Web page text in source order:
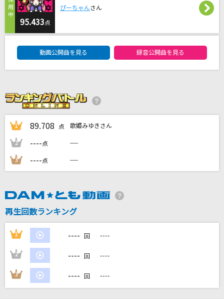
フライディ・チャイナタウン
泰葉
[生音]青と夏
時代
中島みゆき
DAMの新曲・ランキングなど
カラオケ最新情報をチェック！
カラオケをもっと楽しもう！
95.433点
ぴーちゃんさん
動画公開曲を見る 録音公開曲を見る
1 89.708 点 歌姫みゆきさん
2 ----点 ----
3 ----点 ----
再生回数ランキング
1 ---- 回 ----
2 ---- 回 ----
3 ---- 回 ----